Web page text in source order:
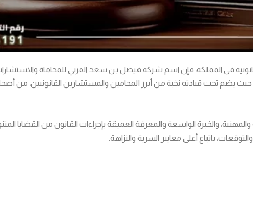
في المملكة، فإن اسم شركة فيصل بن سعد القرني للمحاماة
تحت قيادته نخبة من أبرز المحامين والمستشارين القانونيين، من
والخبرة الواسعة والمعرفة العميقة بإجراءات القانون من القضايا
باتباع أعلى معايير السرية والنزاهة.